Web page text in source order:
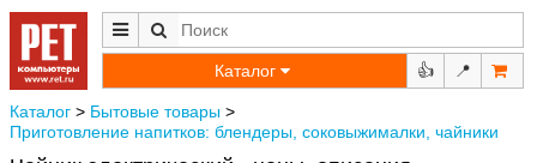
Каталог 👍 📍
Каталог > Бытовые товары >
Приготовление напитков: блендеры, соковыжималки, чайники